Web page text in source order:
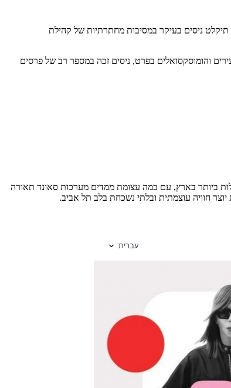
של ניסים התגבשה בשנות ה-80, ב"מועדון התיאטרון" בתל אביב, שם תיקלט ניסים בעיקר במסיבות מחתרתיות של קהילת
והומוסקסואלים בפרט, ניסים זכה במספר רב של פרסים
ביותר בארץ, עם במה עצומת ממדים מערכות סאונד תאורה
חוויה עוצמתית ובלתי נשכחת בלב תל אביב.